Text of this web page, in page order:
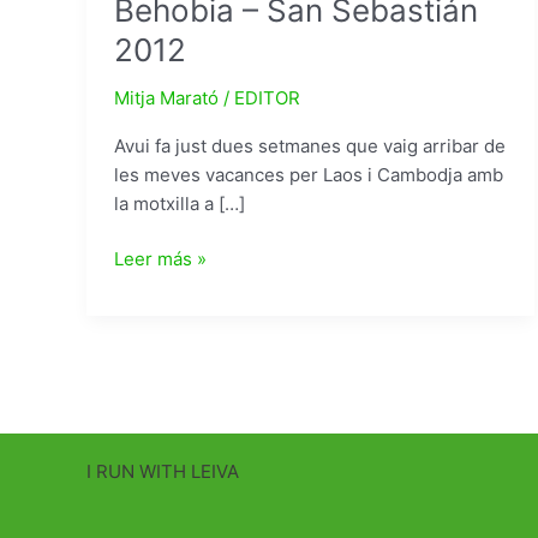
Behobia – San Sebastián
2012
Mitja Marató/ EDITOR
Avui fa just dues setmanes que vaig arribar de
les meves vacances per Laos i Cambodja amb
la motxilla a […]
Behobia
Leer más »
I RUN WITH LEIVA